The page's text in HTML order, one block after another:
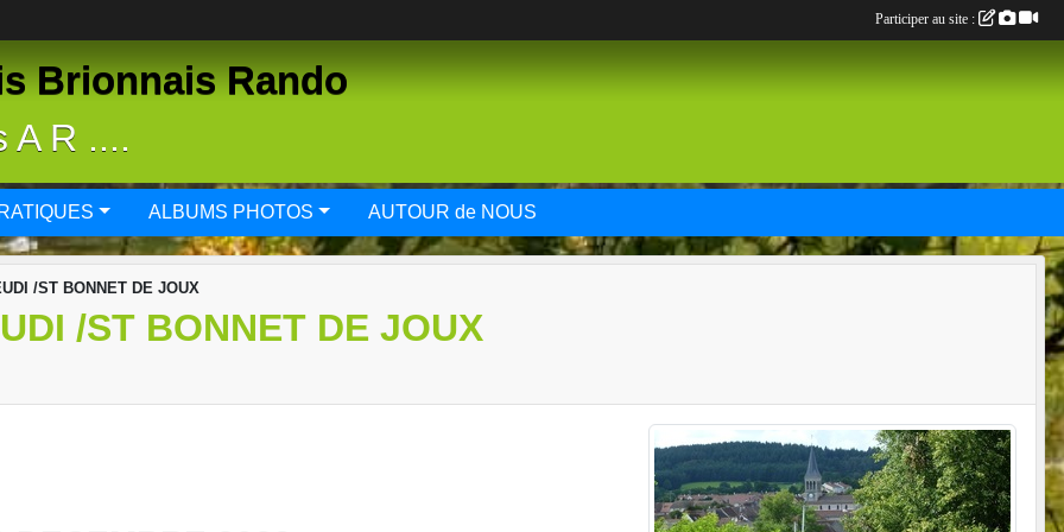
Brionnais Rando
A R ....
ALBUMS PHOTOS AUTOUR de NOUS
/ST BONNET DE JOUX
/ST BONNET DE JOUX
Participer au site :